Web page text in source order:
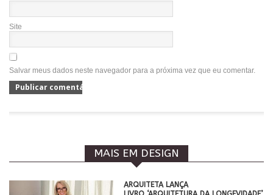
Site
Salvar meus dados neste navegador para a próxima vez que eu comentar.
MAIS EM DESIGN
ARQUITETA LANÇA